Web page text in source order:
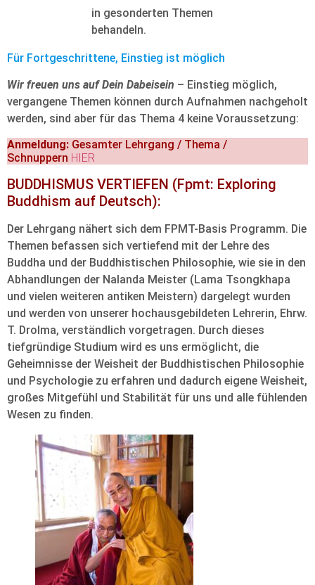
in gesonderten Themen
behandeln.
Für Fortgeschrittene, Einstieg ist möglich
Wir freuen uns auf Dein Dabeisein – Einstieg möglich,
vergangene Themen können durch Aufnahmen nachgeholt
werden, sind aber für das Thema 4 keine Voraussetzung:
Anmeldung: Gesamter Lehrgang / Thema /
Schnuppern HIER
BUDDHISMUS VERTIEFEN (Fpmt: Exploring
Buddhism auf Deutsch):
Der Lehrgang nähert sich dem FPMT-Basis Programm. Die
Themen befassen sich vertiefend mit der Lehre des
Buddha und der Buddhistischen Philosophie, wie sie in den
Abhandlungen der Nalanda Meister (Lama Tsongkhapa
und vielen weiteren antiken Meistern) dargelegt wurden
und werden von unserer hochausgebildeten Lehrerin, Ehrw.
T. Drolma, verständlich vorgetragen. Durch dieses
tiefgründige Studium wird es uns ermöglicht, die
Geheimnisse der Weisheit der Buddhistischen Philosophie
und Psychologie zu erfahren und dadurch eigene Weisheit,
großes Mitgefühl und Stabilität für uns und alle fühlenden
Wesen zu finden.